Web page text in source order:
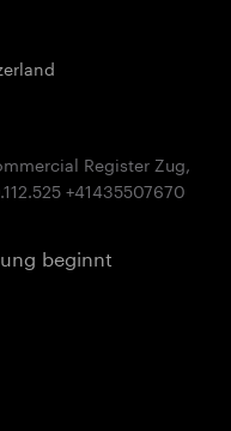
Register Zug,
beginnt